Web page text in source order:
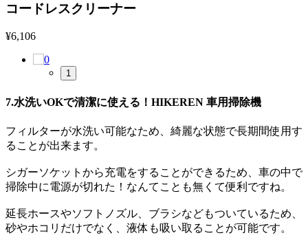
コードレスクリーナー
¥6,106
1
7.水洗いOKで清潔に使える！HIKEREN 車用掃除機
フィルターが水洗い可能なため、綺麗な状態で長期間使用す
ることが出来ます。
シガーソケットから充電をすることができるため、車の中で
掃除中に電源が切れた！なんてことも無くて便利ですね。
延長ホースやソフトノズル、ブラシなどもついているため、
砂やホコリだけでなく、液体も吸い取ることが可能です。